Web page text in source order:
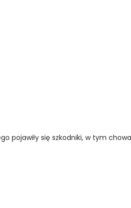
pojawiły się szkodniki, w tym